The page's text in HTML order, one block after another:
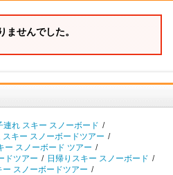
せんでした。
連れ スキー スノーボード /
スキー スノーボードツアー /
ー スノーボード ツアー /
ドツアー / 日帰りスキー スノーボード /
ー スノーボードツアー /